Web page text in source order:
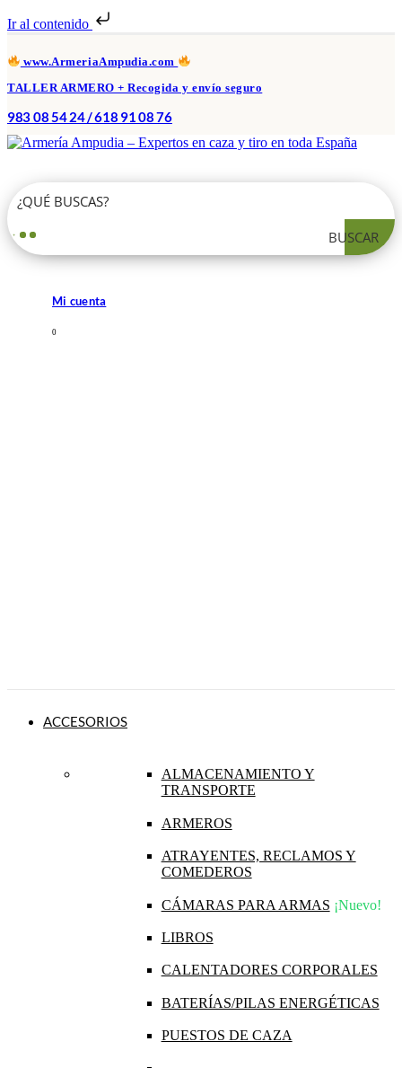
Ir al contenido
www.ArmeriaAmpudia.com
TALLER ARMERO + Recogida y envío seguro
983 08 54 24 / 618 91 08 76
BUSCAR
Mi cuenta
0
ACCESORIOS
ALMACENAMIENTO Y
TRANSPORTE
ARMEROS
ATRAYENTES, RECLAMOS Y
COMEDEROS
CÁMARAS PARA ARMAS ¡Nuevo!
LIBROS
CALENTADORES CORPORALES
BATERÍAS/PILAS ENERGÉTICAS
PUESTOS DE CAZA